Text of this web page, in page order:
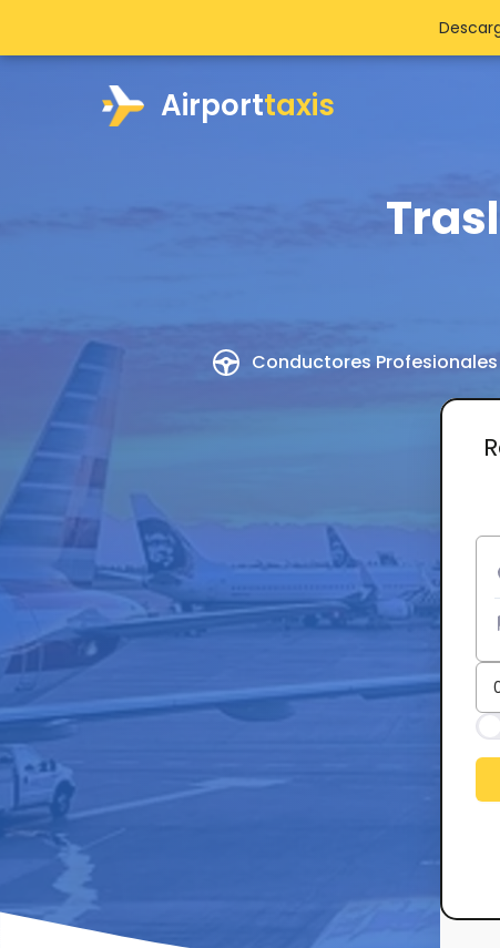
Airporttaxis
Conductores Profesionales